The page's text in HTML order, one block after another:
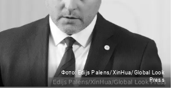
Фото: Edijs Palens/XinHua/Global Look
Press